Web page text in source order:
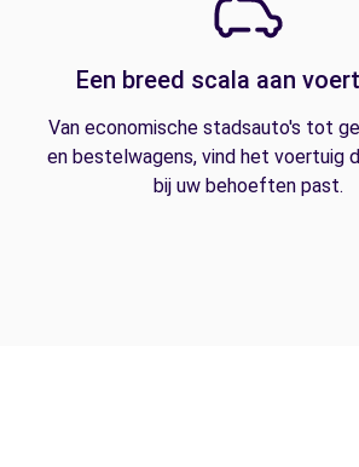
Een breed scala aan
Van economische stadsauto's tot
en bestelwagens, vind het voertuig
bij uw behoeften past.